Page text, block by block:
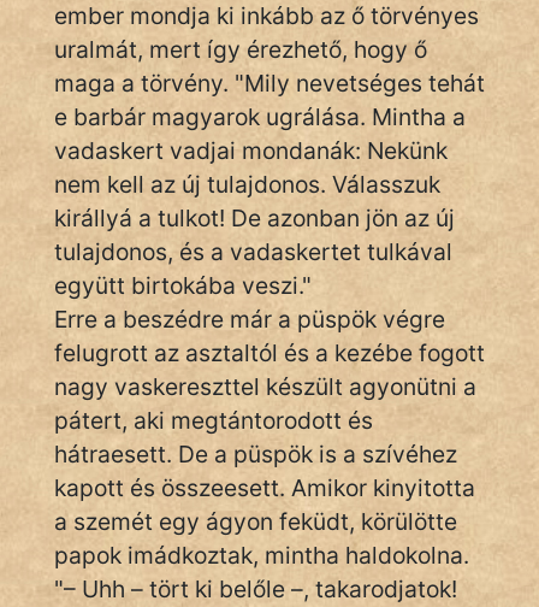
vörös ördög
nagyöreg
NapHold
Név nélkül
pszichopati
szegény legény
Hoffer Botond
szemfüles
ember mondja ki inkább az ő törvényes
uralmát, mert így érezhető, hogy ő
maga a törvény. "Mily nevetséges tehát
e barbár magyarok ugrálása. Mintha a
vadaskert vadjai mondanák: Nekünk
nem kell az új tulajdonos. Válasszuk
királlyá a tulkot! De azonban jön az új
tulajdonos, és a vadaskertet tulkával
együtt birtokába veszi."
Erre a beszédre már a püspök végre
felugrott az asztaltól és a kezébe fogott
nagy vaskereszttel készült agyonütni a
pátert, aki megtántorodott és
hátraesett. De a püspök is a szívéhez
kapott és összeesett. Amikor kinyitotta
a szemét egy ágyon feküdt, körülötte
papok imádkoztak, mintha haldokolna.
"– Uhh – tört ki belőle –, takarodjatok!